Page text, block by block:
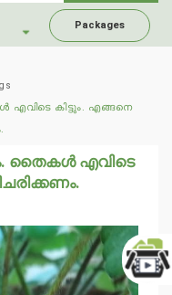
Packages
കിട്ടും. എങ്ങനെ
തൈകൾ എവിടെ